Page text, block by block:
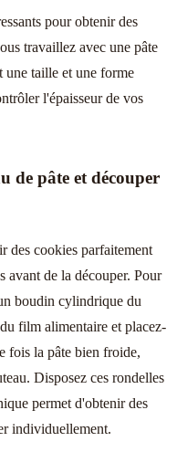
pour obtenir des
travaillez avec une pâte
une taille et une forme
l'épaisseur de vos
de pâte et découper
des cookies parfaitement
avant de la découper. Pour
boudin cylindrique du
film alimentaire et placez-
fois la pâte bien froide,
Disposez ces rondelles
permet d'obtenir des
individuellement.